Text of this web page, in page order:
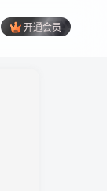
开通会员